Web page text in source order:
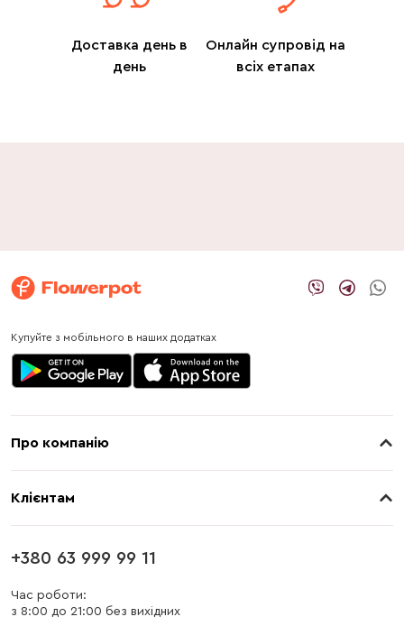
Доставка день в
день
Онлайн супровід на
всіх етапах
Купуйте з мобільного в наших додатках
Про компанію
Клієнтам
Оплата
Блог
+380 63 999 99 11
Час роботи:
з 8:00 до 21:00 без вихідних